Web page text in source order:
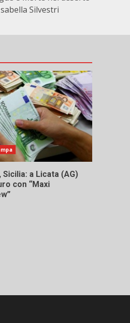
Silvestri
Sicilia: a Licata (AG)
con “Maxi